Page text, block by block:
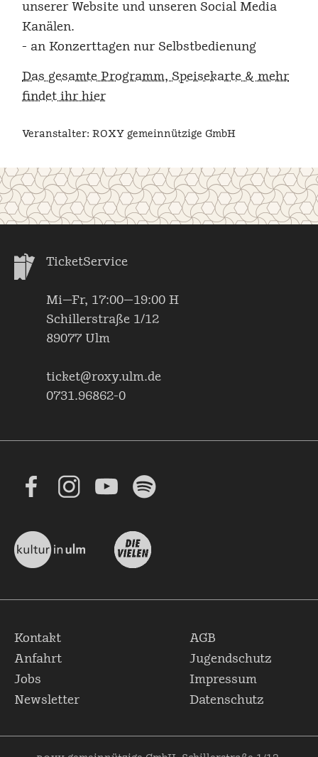
unserer Website und unseren Social Media
Kanälen.
- an Konzerttagen nur Selbstbedienung
Das gesamte Programm, Speisekarte & mehr
findet ihr hier
Veranstalter: ROXY gemeinnützige GmbH
TicketService
Mi—Fr, 17:00—19:00 H
Schillerstraße 1/12
89077 Ulm
ticket@roxy.ulm.de
0731.96862-0
Kontakt
Anfahrt
Jobs
Newsletter
AGB
Jugendschutz
Impressum
Datenschutz